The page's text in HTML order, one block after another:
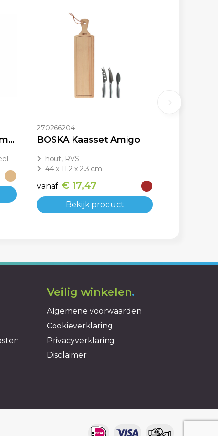
Sagaform Astrid kaasmessenset 3-delig
270266204
BOSKA Kaasset Amigo
hout, RVS
44 x 11.2 x 2.3 cm
vanaf € 17,47
Bekijk product
Veilig winkelen.
Algemene voorwaarden
Cookieverklaring
Privacyverklaring
Disclaimer